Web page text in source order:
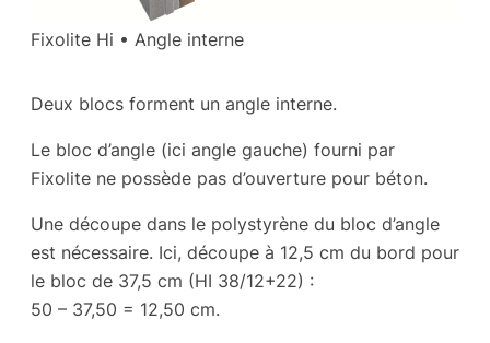
Fixolite Hi • Angle interne
Deux blocs forment un angle interne.
Le bloc d’angle (ici angle gauche) fourni par
Fixolite ne possède pas d’ouverture pour béton.
Une découpe dans le polystyrène du bloc d’angle
est nécessaire. Ici, découpe à 12,5 cm du bord pour
le bloc de 37,5 cm (HI 38/12+22) :
50 – 37,50 = 12,50 cm.